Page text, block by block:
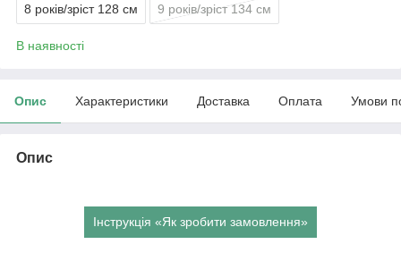
8 років/зріст 128 см 9 років/зріст 134 см
В наявності
Опис Характеристики Доставка Оплата Умови
Опис
Інструкція «Як зробити замовлення»